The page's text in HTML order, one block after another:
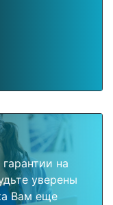
на
уверены
Вам еще